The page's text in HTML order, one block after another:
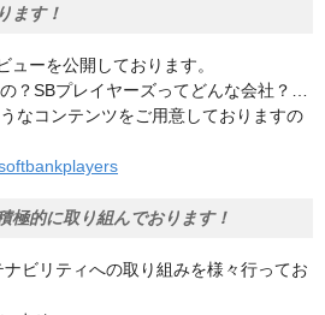
ます！
ーを公開しております。
？SBプレイヤーズってどんな会社？…
なコンテンツをご用意しておりますの
極的に取り組んでおります！
ビリティへの取り組みを様々行ってお